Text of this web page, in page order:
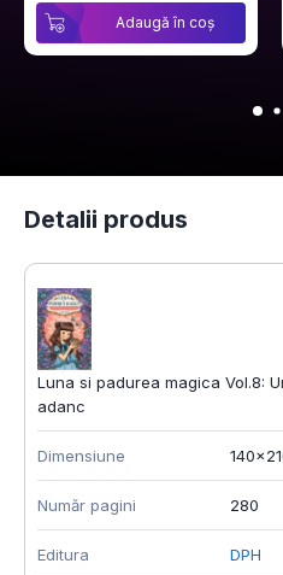
Adaugă în coș
Detalii produs
Luna si padurea magica Vol.8:
adanc
Dimensiune
Număr pagini 280
Editura DPH